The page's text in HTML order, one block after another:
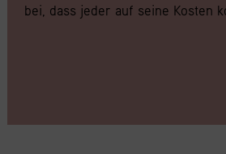
bei, dass jeder auf seine Kosten